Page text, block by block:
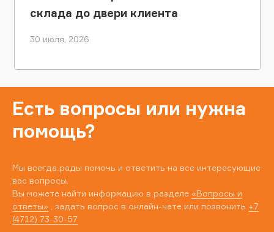
склада до двери клиента
30 июля, 2026
Есть вопросы или нужна
помощь?
Мы всегда рады помочь и ответить на все интересующие
вас вопросы.
Вы можете найти информацию в разделе «Вопросы и
ответы» , задать вопрос в онлайн-чате или позвонить +7
(4712) 73-30-57